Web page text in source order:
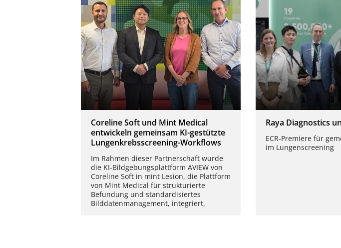
Coreline Soft und Mint Medical
entwickeln gemeinsam KI-gestützte
Lungenkrebsscreening-Workflows
Im Rahmen dieser Partnerschaft wurde
die KI-Bildgebungsplattform AVIEW von
Coreline Soft in mint Lesion, die Plattform
von Mint Medical für strukturierte
Befundung und standardisiertes
Bilddatenmanagement, integriert,
Raya Diagnostics
ECR‑Premiere für
im Lungenscreening